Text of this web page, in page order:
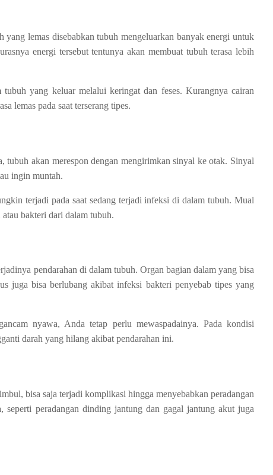
yang lemas disebabkan tubuh mengeluarkan banyak energi untuk
energi tersebut tentunya akan membuat tubuh terasa lebih
yang keluar melalui keringat dan feses. Kurangnya cairan
lemas pada saat terserang tipes.
tubuh akan merespon dengan mengirimkan sinyal ke otak. Sinyal
ingin muntah.
terjadi pada saat sedang terjadi infeksi di dalam tubuh. Mual
bakteri dari dalam tubuh.
pendarahan di dalam tubuh. Organ bagian dalam yang bisa
juga bisa berlubang akibat infeksi bakteri penyebab tipes yang
nyawa, Anda tetap perlu mewaspadainya. Pada kondisi
darah yang hilang akibat pendarahan ini.
bisa saja terjadi komplikasi hingga menyebabkan peradangan
seperti peradangan dinding jantung dan gagal jantung akut juga